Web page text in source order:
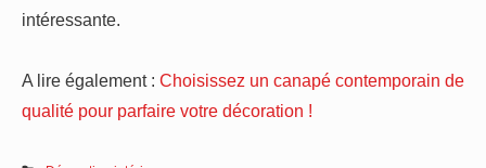
intéressante.
A lire également : Choisissez un canapé contemporain de
qualité pour parfaire votre décoration !